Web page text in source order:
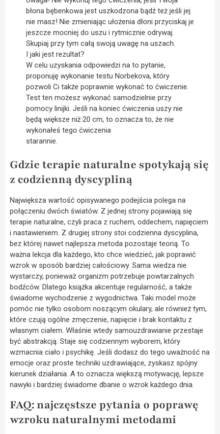
błona bębenkowa jest uszkodzona bądź też jeśli jej
nie masz! Nie zmieniając ułożenia dłoni przyciskaj je
jeszcze mocniej do uszu i rytmicznie odrywaj.
Skupiaj przy tym całą swoją uwagę na uszach.
I jaki jest rezultat?
W celu uzyskania odpowiedzi na to pytanie,
proponuję wykonanie testu Norbekova, który
pozwoli Ci także poprawnie wykonać to ćwiczenie.
Test ten możesz wykonać samodzielnie przy
pomocy linijki. Jeśli na koniec ćwiczenia uszy nie
będą większe niż 20 cm, to oznacza to, że nie
wykonałeś tego ćwiczenia
starannie.
Gdzie terapie naturalne spotykają się
z codzienną dyscypliną
Największa wartość opisywanego podejścia polega na
połączeniu dwóch światów. Z jednej strony pojawiają się
terapie naturalne, czyli praca z ruchem, oddechem, napięciem
i nastawieniem. Z drugiej strony stoi codzienna dyscyplina,
bez której nawet najlepsza metoda pozostaje teorią. To
ważna lekcja dla każdego, kto chce wiedzieć, jak poprawić
wzrok w sposób bardziej całościowy. Sama wiedza nie
wystarczy, ponieważ organizm potrzebuje powtarzalnych
bodźców. Dlatego książka akcentuje regularność, a także
świadome wychodzenie z wygodnictwa. Taki model może
pomóc nie tylko osobom noszącym okulary, ale również tym,
które czują ogólne zmęczenie, napięcie i brak kontaktu z
własnym ciałem. Właśnie wtedy samouzdrawianie przestaje
być abstrakcją. Staje się codziennym wyborem, który
wzmacnia ciało i psychikę. Jeśli dodasz do tego uważność na
emocje oraz proste techniki uzdrawiające, zyskasz spójny
kierunek działania. A to oznacza większą motywację, lepsze
nawyki i bardziej świadome dbanie o wzrok każdego dnia.
FAQ: najczęstsze pytania o poprawę
wzroku naturalnymi metodami